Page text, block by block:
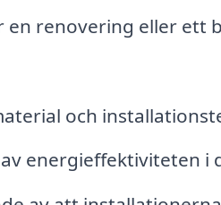
en renovering eller ett
och
energieffektiviteten i